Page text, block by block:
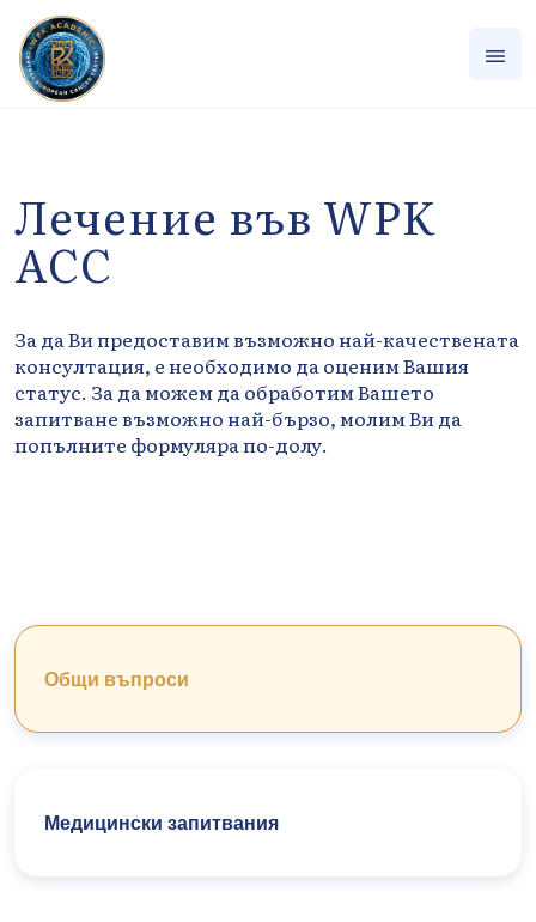
Лечение във WPK
ACC
За да Ви предоставим възможно най-качествената
консултация, е необходимо да оценим Вашия
статус. За да можем да обработим Вашето
запитване възможно най-бързо, молим Ви да
попълните формуляра по-долу.
Общи въпроси
Медицински запитвания